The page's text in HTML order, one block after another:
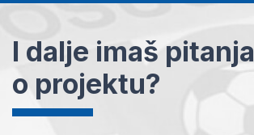
I dalje imaš pitanja
o projektu?